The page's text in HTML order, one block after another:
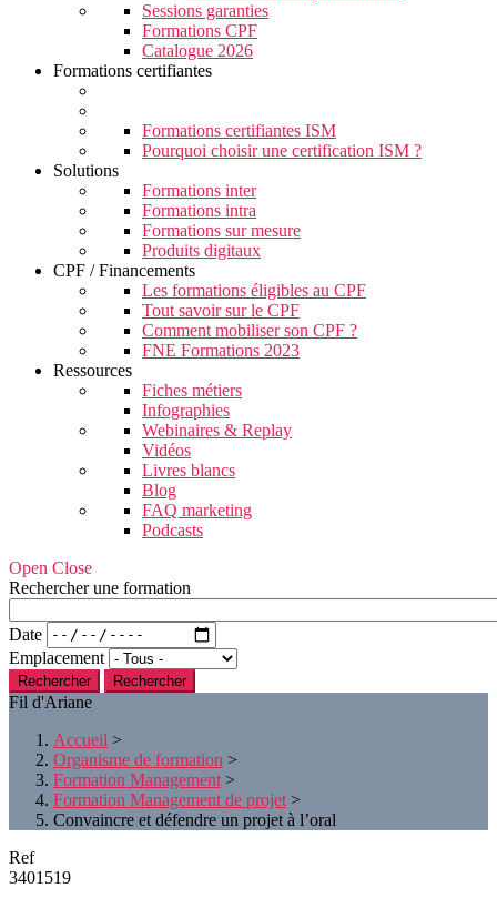
Sessions garanties
Formations CPF
Catalogue 2026
Formations certifiantes
Formations certifiantes ISM
Pourquoi choisir une certification ISM ?
Solutions
Formations inter
Formations intra
Formations sur mesure
Produits digitaux
CPF / Financements
Les formations éligibles au CPF
Tout savoir sur le CPF
Comment mobiliser son CPF ?
FNE Formations 2023
Ressources
Fiches métiers
Infographies
Webinaires & Replay
Vidéos
Livres blancs
Blog
FAQ marketing
Podcasts
Open Close
Rechercher une formation
Date
Emplacement
Rechercher
Fil d'Ariane
Accueil >
Organisme de formation >
Formation Management >
Formation Management de projet >
Convaincre et défendre un projet à l’oral
Ref
3401519